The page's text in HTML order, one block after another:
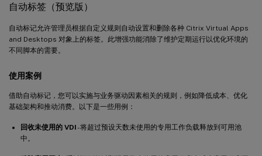
自动标签（预览版）
自动标记允许管理员根据自定义规则自动设置和删除各种 Citrix Virtual Apps
and Desktops 对象上的标签。此增强功能消除了维护定期运行以优化环境的
不同脚本的需要。
使用案例
借助自动标记，您可以实施与业务驱动因素相关的规则，例如降低成本、优化
基础架构和推动消费。以下是一些用例：
回收未使用的 VDI- 将超过预设天数未使用的专用工作负载释放到可用池
中。